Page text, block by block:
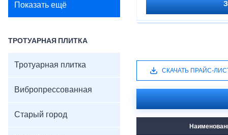
Показать ещё
ТРОТУАРНАЯ ПЛИТКА
Тротуарная плитка
Вибропрессованная
Старый город
оптимального
нужд.
СКАЧАТЬ ПРАЙС-